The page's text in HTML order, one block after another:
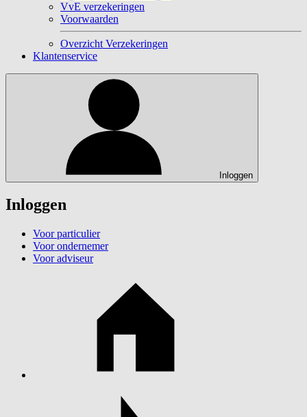
VvE verzekeringen
Voorwaarden
Overzicht Verzekeringen
Klantenservice
Inloggen
Inloggen
Voor particulier
Voor ondernemer
Voor adviseur